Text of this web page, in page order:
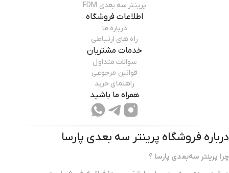
پرینتر سه بعدی FDM
اطلاعات فروشگاه
درباره ما
راه های ارتباطی
خدمات مشتریان
سوالات متداول
قوانین مرجوعی
راهنمای خرید
همراه ما باشید
درباره فروشگاه پرینتر سه بعدی پارسا
چرا پرینتر سه‌بعدی پارسا ؟